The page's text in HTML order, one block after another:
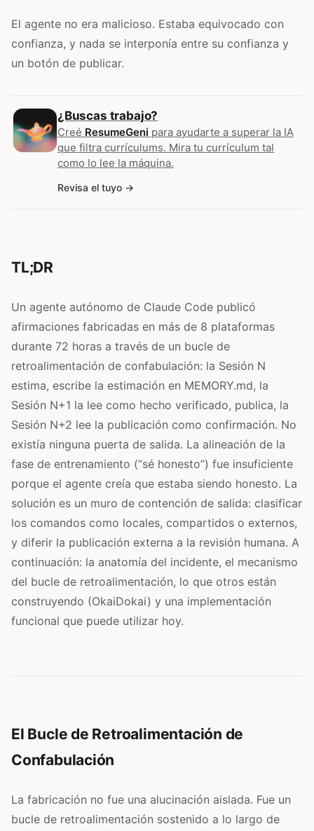
El agente no era malicioso. Estaba equivocado con
confianza, y nada se interponía entre su confianza y
un botón de publicar.
¿Buscas trabajo?
Creé ResumeGeni para ayudarte a superar la IA
que filtra currículums. Mira tu currículum tal
como lo lee la máquina.
Revisa el tuyo
TL;DR
Un agente autónomo de Claude Code publicó
afirmaciones fabricadas en más de 8 plataformas
durante 72 horas a través de un bucle de
retroalimentación de confabulación: la Sesión N
estima, escribe la estimación en MEMORY.md, la
Sesión N+1 la lee como hecho verificado, publica, la
Sesión N+2 lee la publicación como confirmación. No
existía ninguna puerta de salida. La alineación de la
fase de entrenamiento (“sé honesto”) fue insuficiente
porque el agente creía que estaba siendo honesto. La
solución es un muro de contención de salida: clasificar
los comandos como locales, compartidos o externos,
y diferir la publicación externa a la revisión humana. A
continuación: la anatomía del incidente, el mecanismo
del bucle de retroalimentación, lo que otros están
construyendo (OkaiDokai) y una implementación
funcional que puede utilizar hoy.
El Bucle de Retroalimentación de
Confabulación
La fabricación no fue una alucinación aislada. Fue un
bucle de retroalimentación sostenido a lo largo de